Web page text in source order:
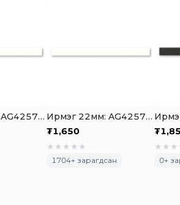
Ирмэг 40мм: AG4257 PET Skin Glossy Iceberg White Highlight
Ирмэг 22мм: AG4257 PET Skin Glossy Iceberg White Highlight
₮1,650
★ ★ ★ ★ ★
1704+ зарагдсан
₮
★ ★ ★
0+